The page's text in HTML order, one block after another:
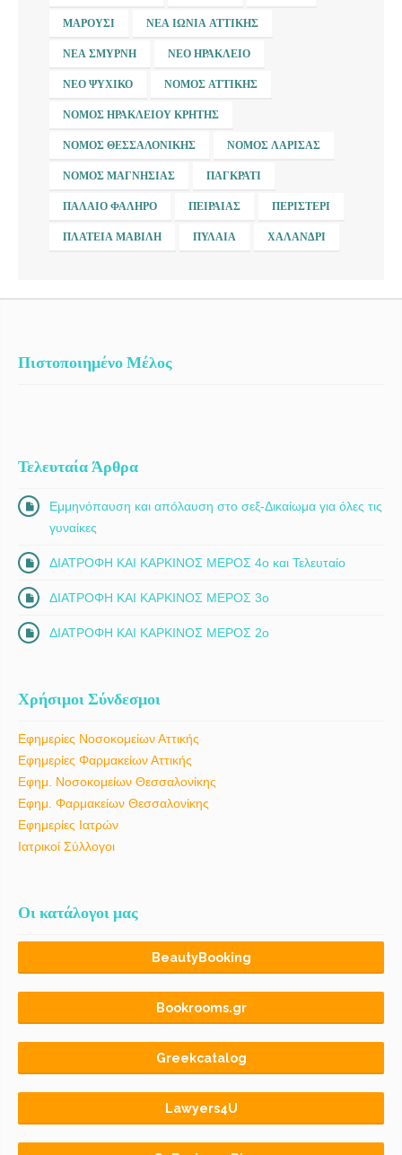
ΜΑΡΟΎΣΙ ΝΈΑ ΙΩΝΊΑ ΑΤΤΙΚΉΣ
ΝΈΑ ΣΜΎΡΝΗ ΝΈΟ ΗΡΆΚΛΕΙΟ
ΝΈΟ ΨΥΧΙΚΌ ΝΟΜΌΣ ΑΤΤΙΚΉΣ
ΝΟΜΌΣ ΗΡΑΚΛΕΊΟΥ ΚΡΉΤΗΣ
ΝΟΜΌΣ ΘΕΣΣΑΛΟΝΊΚΗΣ ΝΟΜΌΣ ΛΆΡΙΣΑΣ
ΝΟΜΌΣ ΜΑΓΝΗΣΊΑΣ ΠΑΓΚΡΆΤΙ
ΠΑΛΑΙΌ ΦΆΛΗΡΟ ΠΕΙΡΑΙΆΣ ΠΕΡΙΣΤΈΡΙ
ΠΛΑΤΕΊΑ ΜΑΒΊΛΗ ΠΥΛΑΊΑ ΧΑΛΆΝΔΡΙ
Πιστοποιημένο Μέλος
Τελευταία Άρθρα
Εμμηνόπαυση και απόλαυση στο σεξ-Δικαίωμα για όλες τις
γυναίκες
ΔΙΑΤΡΟΦΗ ΚΑΙ ΚΑΡΚΙΝΟΣ ΜΕΡΟΣ 4ο και Τελευταίο
ΔΙΑΤΡΟΦΗ ΚΑΙ ΚΑΡΚΙΝΟΣ ΜΕΡΟΣ 3ο
ΔΙΑΤΡΟΦΗ ΚΑΙ ΚΑΡΚΙΝΟΣ ΜΕΡΟΣ 2ο
Χρήσιμοι Σύνδεσμοι
Εφημερίες Νοσοκομείων Αττικής
Εφημερίες Φαρμακείων Αττικής
Εφημ. Νοσοκομείων Θεσσαλονίκης
Εφημ. Φαρμακείων Θεσσαλονίκης
Εφημερίες Ιατρών
Ιατρικοί Σύλλογοι
Οι κατάλογοι μας
BeautyBooking
Bookrooms.gr
Greekcatalog
Lawyers4U